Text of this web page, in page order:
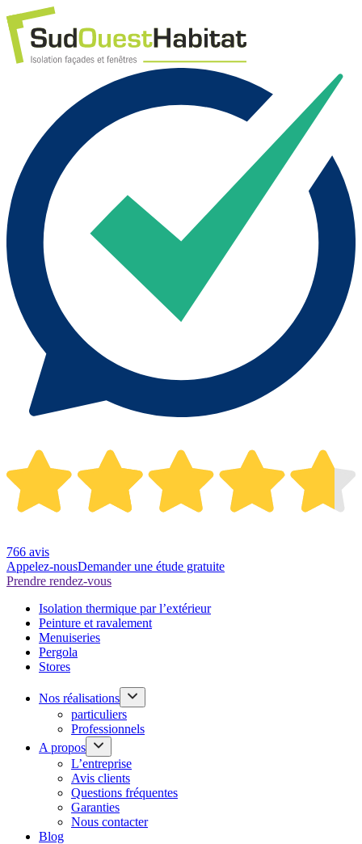
766 avis
Appelez-nousDemander une étude gratuite
Prendre rendez-vous
Isolation thermique par l’extérieur
Peinture et ravalement
Menuiseries
Pergola
Stores
Nos réalisations
particuliers
Professionnels
A propos
L’entreprise
Avis clients
Questions fréquentes
Garanties
Nous contacter
Blog